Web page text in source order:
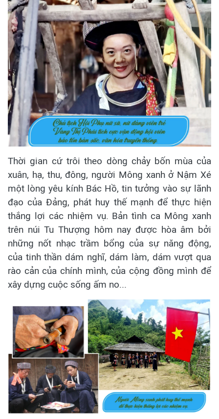
Thời gian cứ trôi theo dòng chảy bốn mùa của
xuân, hạ, thu, đông, người Mông xanh ở Nậm Xé
một lòng yêu kính Bác Hồ, tin tưởng vào sự lãnh
đạo của Đảng, phát huy thế mạnh để thực hiện
thắng lợi các nhiệm vụ. Bản tình ca Mông xanh
trên núi Tu Thượng hôm nay được hòa âm bởi
những nốt nhạc trầm bổng của sự năng động,
của tinh thần dám nghĩ, dám làm, dám vượt qua
rào cản của chính mình, của cộng đồng mình để
xây dựng cuộc sống ấm no...